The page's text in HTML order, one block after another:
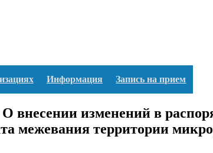
Информация Запись на прием
изменений в
межевания территории